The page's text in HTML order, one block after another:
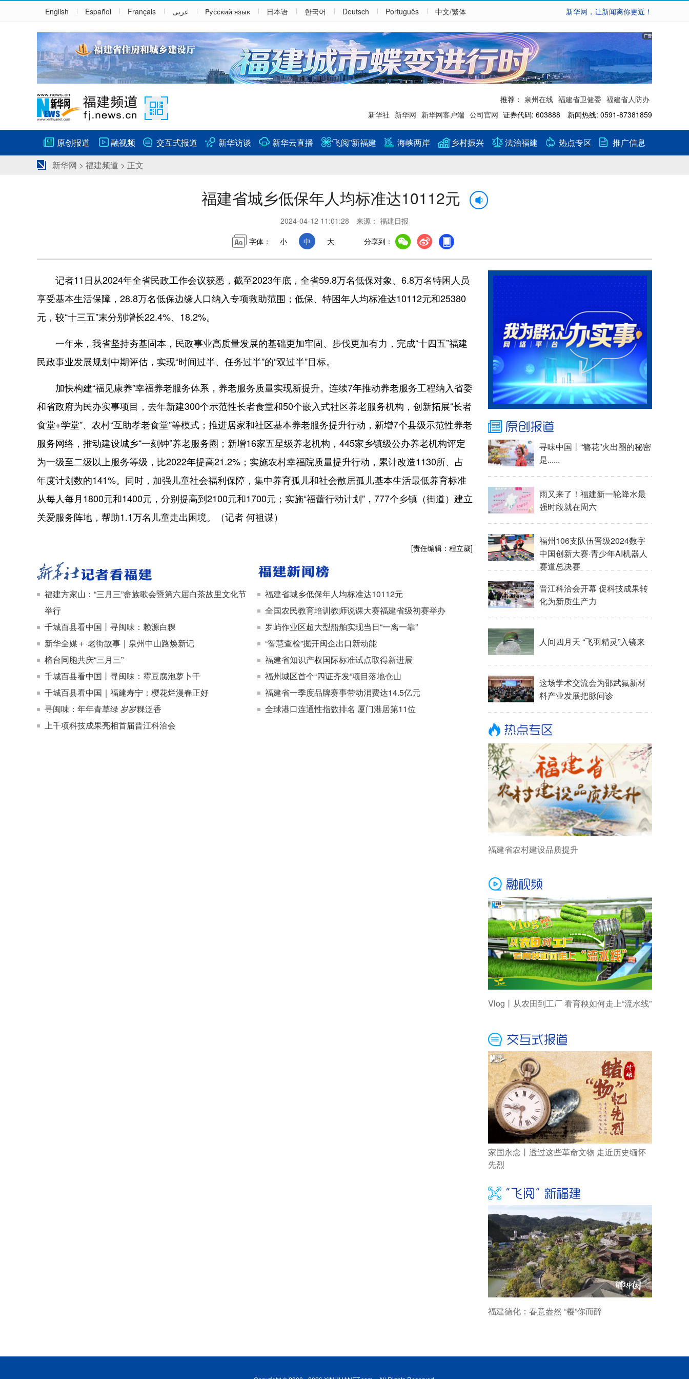
English Español Français عربى Русский язык 日本语 한국어 Deutsch Português 中文/繁体 新华网，让新闻离你更近！
推荐： 泉州在线 福建省卫健委 福建省人防办
新华社 新华网 新华网客户端 公司官网 证券代码: 603888 新闻热线: 0591-87381859
原创报道 融视频 交互式报道 新华访谈 新华云直播 “飞阅”新福建 海峡两岸 乡村振兴 法治福建 热点专区
推广信息
新华网 > 福建频道 > 正文
福建省城乡低保年人均标准达10112元
2024-04-12 11:01:28 来源： 福建日报
字体：
小 中 大 分享到：
记者11日从2024年全省民政工作会议获悉，截至2023年底，全省59.8万名低保对象、6.8万名特困人员
享受基本生活保障，28.8万名低保边缘人口纳入专项救助范围；低保、特困年人均标准达10112元和25380
元，较“十三五”末分别增长22.4%、18.2%。
一年来，我省坚持夯基固本，民政事业高质量发展的基础更加牢固、步伐更加有力，完成“十四五”福建
民政事业发展规划中期评估，实现“时间过半、任务过半”的“双过半”目标。
加快构建“福见康养”幸福养老服务体系，养老服务质量实现新提升。连续7年推动养老服务工程纳入省委
和省政府为民办实事项目，去年新建300个示范性长者食堂和50个嵌入式社区养老服务机构，创新拓展“长者
食堂+学堂”、农村“互助孝老食堂”等模式；推进居家和社区基本养老服务提升行动，新增7个县级示范性养老
服务网络，推动建设城乡“一刻钟”养老服务圈；新增16家五星级养老机构，445家乡镇级公办养老机构评定
为一级至二级以上服务等级，比2022年提高21.2%；实施农村幸福院质量提升行动，累计改造1130所、占
年度计划数的141%。同时，加强儿童社会福利保障，集中养育孤儿和社会散居孤儿基本生活最低养育标准
从每人每月1800元和1400元，分别提高到2100元和1700元；实施“福蕾行动计划”，777个乡镇（街道）建立
关爱服务阵地，帮助1.1万名儿童走出困境。（记者 何祖谋）
[责任编辑：程立葳]
福建方家山：“三月三”畲族歌会暨第六届白茶故里文化节
举行
千城百县看中国丨寻闽味：赖源白粿
新华全媒＋·老街故事｜泉州中山路焕新记
榕台同胞共庆“三月三”
千城百县看中国丨寻闽味：霉豆腐泡萝卜干
千城百县看中国｜福建寿宁：樱花烂漫春正好
寻闽味：年年青草绿 岁岁粿泛香
上千项科技成果亮相首届晋江科洽会
福建省城乡低保年人均标准达10112元
全国农民教育培训教师说课大赛福建省级初赛举办
罗屿作业区超大型船舶实现当日“一离一靠”
​“智慧查检”掘开闽企出口新动能
福建省知识产权国际标准试点取得新进展
福州城区首个“四证齐发”项目落地仓山
福建省一季度品牌赛事带动消费达14.5亿元
全球港口连通性指数排名 厦门港居第11位
寻味中国丨“簪花”火出圈的秘密
是......
雨又来了！福建新一轮降水最
强时段就在周六
福州106支队伍晋级2024数字
中国创新大赛·青少年AI机器人
赛道总决赛
晋江科洽会开幕 促科技成果转
化为新质生产力
人间四月天 “飞羽精灵”入镜来
这场学术交流会为邵武氟新材
料产业发展把脉问诊
福建省农村建设品质提升
Vlog丨从农田到工厂 看育秧如何走上“流水线”
家国永念丨透过这些革命文物 走近历史缅怀
先烈
福建德化：春意盎然 “樱”你而醉